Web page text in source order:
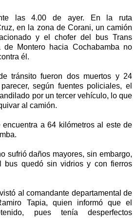
las 4.00 de ayer. En la ruta
en la zona de Corani, un camión
y el chofer del bus Trans
de Montero hacia Cochabamba no
él.
tránsito fueron dos muertos y 24
según fuentes policiales, el
por un tercer vehículo, lo que
al camión.
encuentra a 64 kilómetros al este de
sufrió daños mayores, sin embargo,
bus quedó sin vidrios y con fierros
al comandante departamental de
Tapia, quien informó que el
pues tenía desperfectos